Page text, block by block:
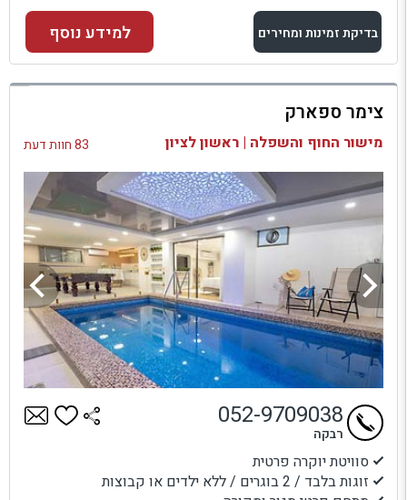
בדיקת זמינות ומחירים
למתחם זה
בדיקת זמינות ומחירים
למידע נוסף
צימר ספארק
מישור החוף והשפלה | ראשון לציון 83 חוות דעת
סוויטת יוקרה פרטית
זוגות בלבד / 2 בוגרים / ללא ילדים או קבוצות
052-9709038
רבקה